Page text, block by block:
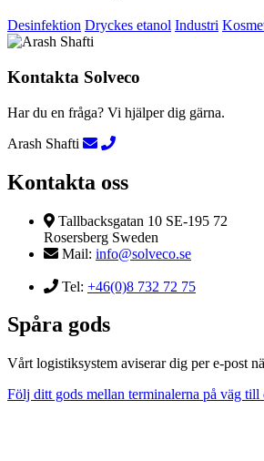
Desinfektion Dryckes etanol Industri
Kontakta Solveco
Har du en fråga? Vi hjälper dig gärna.
Arash Shafti
Kontakta oss
Tallbacksgatan 10 SE-195 72
Rosersberg Sweden
Mail: info@solveco.se
Tel: +46(0)8 732 72 75
Spåra gods
Vårt logistiksystem aviserar dig per e-post
Följ ditt gods mellan terminalerna på väg till